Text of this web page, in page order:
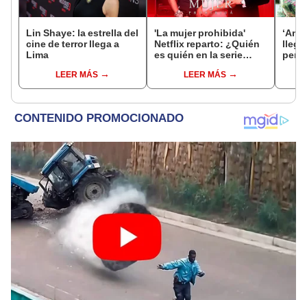
Lin Shaye: la estrella del
cine de terror llega a
Lima
LEER MÁS
'La mujer prohibida'
Netflix reparto: ¿Quién
es quién en la serie
protagonizada por
Valerie Domínguez?
LEER MÁS
llega